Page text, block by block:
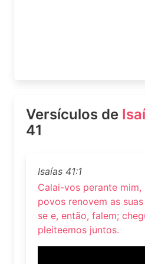
Versículos de
41
Isaías 41:1
Calai-vos perante mim,
povos renovem as
se e, então, falem;
pleiteemos juntos.